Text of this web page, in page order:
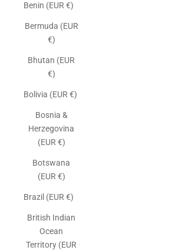
Benin (EUR €)
Bermuda (EUR
€)
Bhutan (EUR
€)
Bolivia (EUR €)
Bosnia &
Herzegovina
(EUR €)
Botswana
(EUR €)
Brazil (EUR €)
British Indian
Ocean
Territory (EUR